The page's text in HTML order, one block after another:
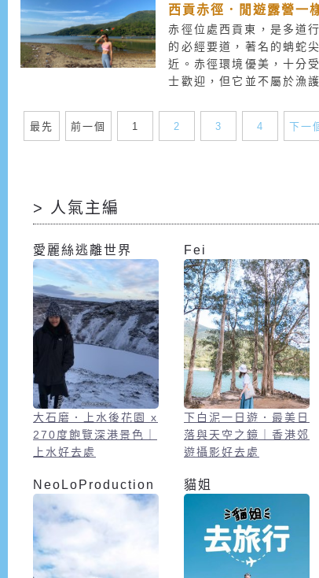
西貢赤徑．閒遊露營一
赤徑位處西貢東，是多道
的必經要道，著名的蚺蛇
近。赤徑環境優美，十分
士歡迎，但它並不屬於漁
地，因不屬於郊野公園範
也不受漁護署管理。加上
最先 前一個 1 2 3 4 下一
> 人氣主編
愛麗絲逃離世界
大石磨．上水後花園 x
270度飽覽深港景色｜
上水好去處
Fei
下白泥一日遊．最美日
落與天空之鏡｜香港郊
遊攝影好去處
NeoLoProduction 貓姐